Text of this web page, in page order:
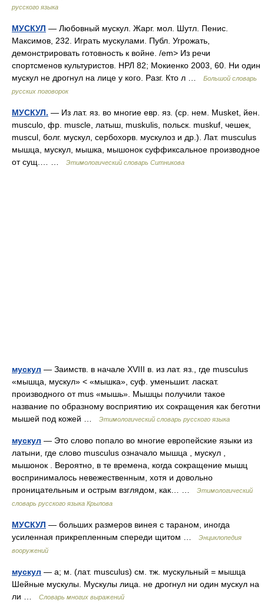
русского языка
МУСКУЛ — Любовный мускул. Жарг. мол. Шутл. Пенис.
Максимов, 232. Играть мускулами. Публ. Угрожать,
демонстрировать готовность к войне. /em> Из речи
спортсменов культуристов. НРЛ 82; Мокиенко 2003, 60. Ни один
мускул не дрогнул на лице у кого. Разг. Кто л …
Большой словарь
русских поговорок
МУСКУЛ. — Из лат. яз. во многие евр. яз. (ср. нем. Musket, йен.
musculo, фр. muscle, латыш, muskulis, польск. muskuf, чешек,
muscul, болг. мускул, сербохорв. мускулоз и др.). Лат. musculus
мышца, мускул, мышка, мышонок суффиксальное производное
от сущ.… …
Этимологический словарь Ситникова
мускул — Заимств. в начале XVIII в. из лат. яз., где musculus
«мышца, мускул» < «мышка», суф. уменьшит. ласкат.
производного от mus «мышь». Мышцы получили такое
название по образному восприятию их сокращения как беготни
мышей под кожей …
Этимологический словарь русского языка
мускул — Это слово попало во многие европейские языки из
латыни, где слово musculus означало мышца , мускул ,
мышонок . Вероятно, в те времена, когда сокращение мышц
воспринималось невежественным, хотя и довольно
проницательным и острым взглядом, как… …
Этимологический
словарь русского языка Крылова
МУСКУЛ — больших размеров винея с тараном, иногда
усиленная прикрепленным спереди щитом …
Энциклопедия
вооружений
мускул — а; м. (лат. musculus) см. тж. мускульный = мышца
Шейные мускулы. Мускулы лица. не дрогнул ни один мускул на
ли …
Словарь многих выражений